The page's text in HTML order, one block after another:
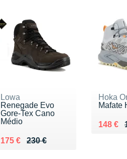
Lowa
Renegade Evo
Gore-Tex Cano
Médio
230 €
Au lieu de 230 €
175 €
Vendu 175 €
Hoka
Mafate
Au lieu
148 €
Vendu